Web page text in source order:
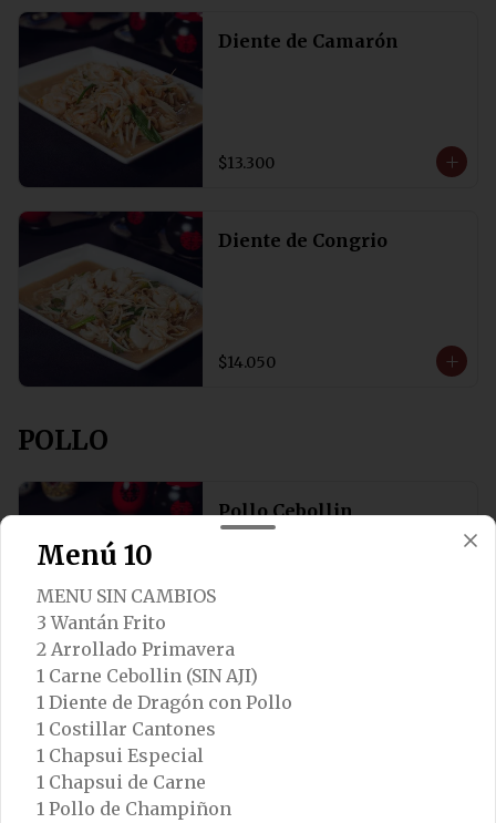
Diente de Camarón
$13.300
Diente de Congrio
$14.050
POLLO
Pollo Cebollin
POLLO SIN AJI
Pollo Mongoliano
Menú 10
MENU SIN CAMBIOS
3 Wantán Frito
2 Arrollado Primavera
1 Carne Cebollin (SIN AJI)
1 Diente de Dragón con Pollo
1 Costillar Cantones
1 Chapsui Especial
1 Chapsui de Carne
1 Pollo de Champiñon